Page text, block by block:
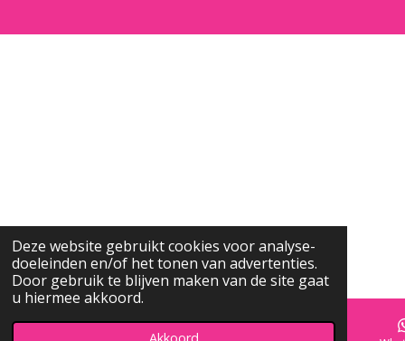
Deze website gebruikt cookies voor analyse-
doeleinden en/of het tonen van advertenties.
Door gebruik te blijven maken van de site gaat
u hiermee akkoord.